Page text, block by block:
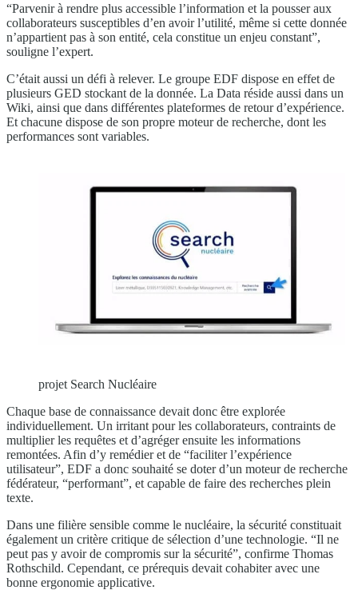
“Parvenir à rendre plus accessible l’information et la pousser aux
collaborateurs susceptibles d’en avoir l’utilité, même si cette donnée
n’appartient pas à son entité, cela constitue un enjeu constant”,
souligne l’expert.
C’était aussi un défi à relever. Le groupe EDF dispose en effet de
plusieurs GED stockant de la donnée. La Data réside aussi dans un
Wiki, ainsi que dans différentes plateformes de retour d’expérience.
Et chacune dispose de son propre moteur de recherche, dont les
performances sont variables.
projet Search Nucléaire
Chaque base de connaissance devait donc être explorée
individuellement. Un irritant pour les collaborateurs, contraints de
multiplier les requêtes et d’agréger ensuite les informations
remontées. Afin d’y remédier et de “faciliter l’expérience
utilisateur”, EDF a donc souhaité se doter d’un moteur de recherche
fédérateur, “performant”, et capable de faire des recherches plein
texte.
Dans une filière sensible comme le nucléaire, la sécurité constituait
également un critère critique de sélection d’une technologie. “Il ne
peut pas y avoir de compromis sur la sécurité”, confirme Thomas
Rothschild. Cependant, ce prérequis devait cohabiter avec une
bonne ergonomie applicative.